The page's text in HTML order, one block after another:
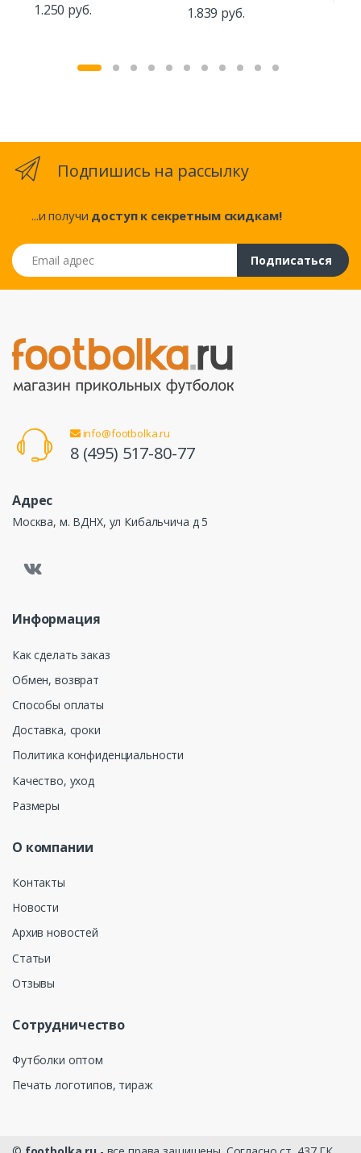
1.250 руб. 1.839 руб.
Подпишись на рассылку
...и получи доступ к секретным скидкам!
Email адрес
Подписаться
info@footbolka.ru
8 (495) 517-80-77
Адрес
Москва, м. ВДНХ, ул Кибальчича д 5
Информация
Как сделать заказ
Обмен, возврат
Способы оплаты
Доставка, сроки
Политика конфиденциальности
Качество, уход
Размеры
О компании
Контакты
Новости
Архив новостей
Статьи
Отзывы
Сотрудничество
Футболки оптом
Печать логотипов, тираж